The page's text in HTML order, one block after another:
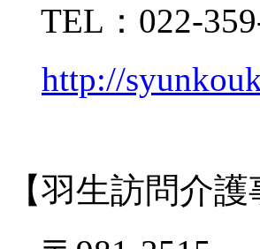
TEL：022-
http://
【羽生訪問介護